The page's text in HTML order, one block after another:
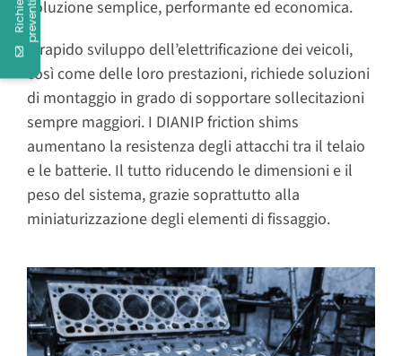
soluzione semplice, performante ed economica.
Il rapido sviluppo dell’elettrificazione dei veicoli,
così come delle loro prestazioni, richiede soluzioni
di montaggio in grado di sopportare sollecitazioni
sempre maggiori. I DIANIP friction shims
aumentano la resistenza degli attacchi tra il telaio
e le batterie. Il tutto riducendo le dimensioni e il
peso del sistema, grazie soprattutto alla
miniaturizzazione degli elementi di fissaggio.
o